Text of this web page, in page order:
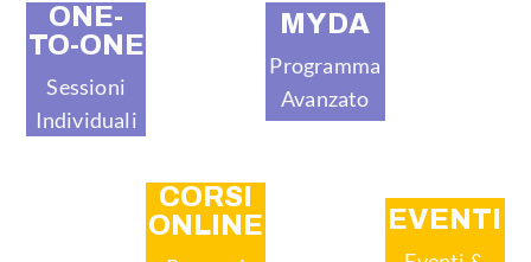
ONE-
TO-ONE
Sessioni
Individuali
CORSI
ONLINE
MYDA
Programma
Avanzato
EVENTI